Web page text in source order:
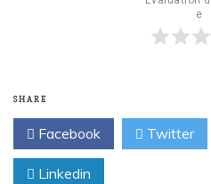
e
SHARE
Facebook Twitter
Linkedin